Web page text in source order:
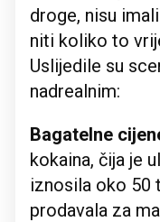
droge, nisu
niti koliko to
Uslijedile su
nadrealnim:
Bagatelne
kokaina, čija je
iznosila oko 50
prodavala za